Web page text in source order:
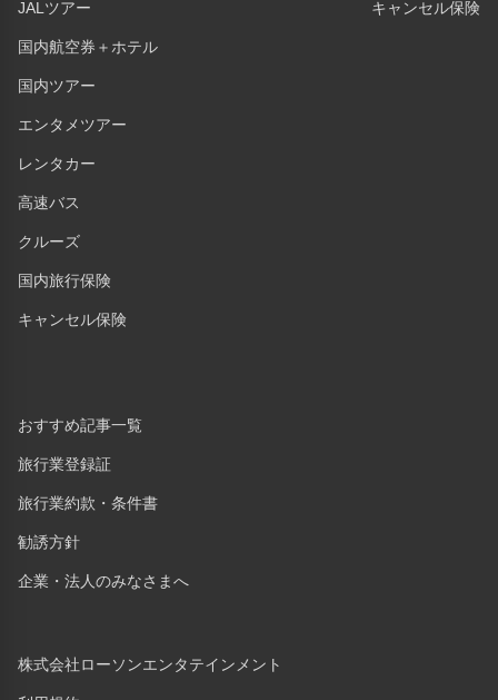
JALツアー
国内航空券＋ホテル
国内ツアー
エンタメツアー
レンタカー
高速バス
クルーズ
国内旅行保険
キャンセル保険
おすすめ記事一覧
旅行業登録証
旅行業約款・条件書
勧誘方針
企業・法人のみなさまへ
株式会社ローソンエンタテインメント
キャンセル保険